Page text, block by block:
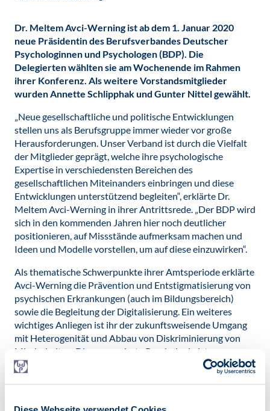
Dr. Meltem Avci-Werning ist ab dem 1. Januar 2020
neue Präsidentin des Berufsverbandes Deutscher
Psychologinnen und Psychologen (BDP). Die
Delegierten wählten sie am Wochenende im Rahmen
ihrer Konferenz. Als weitere Vorstandsmitglieder
wurden Annette Schlipphak und Gunter Nittel gewählt.
„Neue gesellschaftliche und politische Entwicklungen
stellen uns als Berufsgruppe immer wieder vor große
Herausforderungen. Unser Verband ist durch die Vielfalt
der Mitglieder geprägt, welche ihre psychologische
Expertise in verschiedensten Bereichen des
gesellschaftlichen Miteinanders einbringen und diese
Entwicklungen unterstützend begleiten“, erklärte Dr.
Meltem Avci-Werning in ihrer Antrittsrede. „Der BDP wird
sich in den kommenden Jahren hier noch deutlicher
positionieren, auf Missstände aufmerksam machen und
Ideen und Modelle vorstellen, um auf diese einzuwirken“.
Als thematische Schwerpunkte ihrer Amtsperiode erklärte
Avci-Werning die Prävention und Entstigmatisierung von
psychischen Erkrankungen (auch im Bildungsbereich)
sowie die Begleitung der Digitalisierung. Ein weiteres
wichtiges Anliegen ist ihr der zukunftsweisende Umgang
mit Heterogenität und Abbau von Diskriminierung von
Minderheiten. Die promovierte Psychologin ist
approbierte Psychotherapeutin und arbeitet heute als
Vorsitzende der Sektion Schulpsychologie, Mitglied im